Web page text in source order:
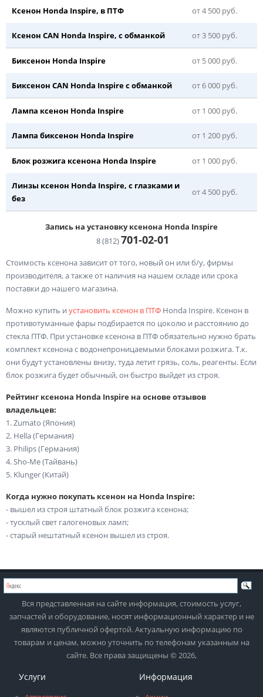
Ксенон Honda Inspire, в ПТФ от 4 500 руб.
Ксенон CAN Honda Inspire, с обманкой от 3 500 руб.
Биксенон Honda Inspire от 5 000 руб.
Биксенон CAN Honda Inspire с обманкой от 6 000 руб.
Лампа ксенон Honda Inspire от 1 000 руб.
Лампа биксенон Honda Inspire от 1 200 руб.
Блок розжига ксенона Honda Inspire от 1 000 руб.
Линзы ксенон Honda Inspire, с глазками и
без
от 4 500 руб.
Запись на установку ксенона Honda Inspire
8 (812)701-02-01
Стоимость ксенона зависит от того, новый он или б/у, фирмы
производителя, а также от наличия на нашем складе или срока
поставки до нашего магазина.
Можно купить и установить ксенон в ПТФ Honda Inspire. Ксенон в
противотуманные фары подбирается по цоколю и расстоянию до
стекла ПТФ. При установке ксенона в ПТФ обязательно нужно брать
комплект ксенона с водонепроницаемыми блоками розжига. Т.к.
они будут установлены внизу, туда летит грязь, соль, реагенты. Если
блок розжига будет обычный, он быстро выйдет из строя.
Рейтинг ксенона Honda Inspire на основе отзывов
владельцев:
1. Zumato (Япония)
2. Hella (Германия)
3. Philips (Германия)
4. Sho-Me (Тайвань)
5. Klunger (Китай)
Когда нужно покупать ксенон на Honda Inspire:
- вышел из строя штатный блок розжига ксенона;
- тусклый свет галогеновых ламп;
- старый нештатный ксенон вышел из строя.
Вся представленная на сайте информация, стоимость услуг,
запчастей и оборудование, носят информационный характер и не
являются публичной офертой. Актуальную информацию по
товарам и ценам, можно уточнить по телефонам указанным на
сайте. Все права защищены © 2026,
Услуги Информация